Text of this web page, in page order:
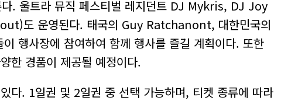
울트라 뮤직 페스티벌 레지던트 DJ Mykris, DJ Joy
도 운영된다. 태국의 Guy Ratchanont, 대한민국의
사장에 참여하여 함께 행사를 즐길 계획이다. 또한
한 경품이 제공될 예정이다.
다. 1일권 및 2일권 중 선택 가능하며, 티켓 종류에 따라